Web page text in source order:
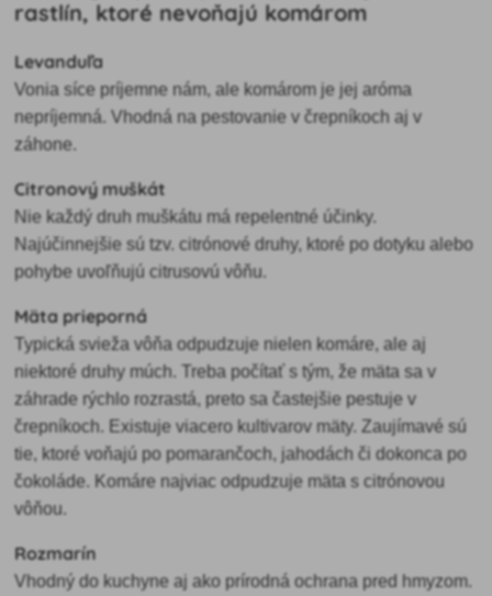
rastlín, ktoré nevoňajú komárom
Levanduľa
Vonia síce príjemne nám, ale komárom je jej aróma
nepríjemná. Vhodná na pestovanie v črepníkoch aj v
záhone.
Citronový muškát
Nie každý druh muškátu má repelentné účinky.
Najúčinnejšie sú tzv. citrónové druhy, ktoré po dotyku alebo
pohybe uvoľňujú citrusovú vôňu.
Mäta prieporná
Typická svieža vôňa odpudzuje nielen komáre, ale aj
niektoré druhy múch. Treba počítať s tým, že mäta sa v
záhrade rýchlo rozrastá, preto sa častejšie pestuje v
črepníkoch. Existuje viacero kultivarov mäty. Zaujímavé sú
tie, ktoré voňajú po pomarančoch, jahodách či dokonca po
čokoláde. Komáre najviac odpudzuje mäta s citrónovou
vôňou.
Rozmarín
Vhodný do kuchyne aj ako prírodná ochrana pred hmyzom.